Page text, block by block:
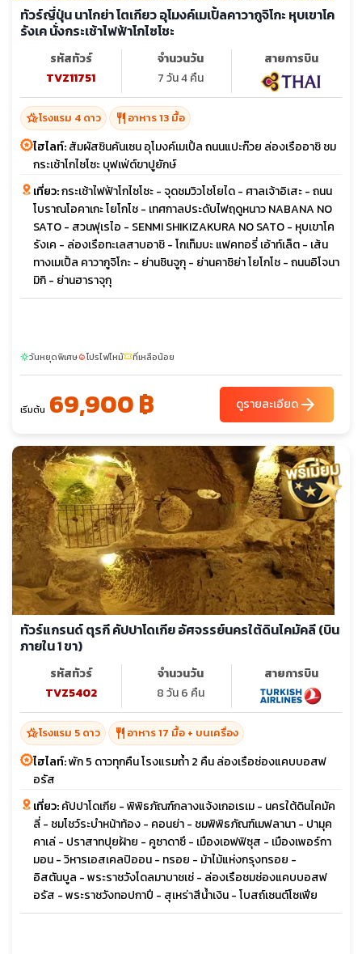
ทัวร์ญี่ปุ่น นาโกย่า โตเกียว อุโมงค์เมเปิ้ลคาวากูจิโกะ หุบเขาโค
รังเค นั่งกระเช้าไฟฟ้าโกไซโชะ
รหัสทัวร์
TVZ11751
จำนวนวัน
7 วัน 4 คืน
สายการบิน
hotel_classโรงแรม 4 ดาว restaurant อาหาร 13 มื้อ
ไฮไลท์:สัมผัสชินคันเซน อุโมงค์เมเปิ้ล ถนนแปะก๊วย ล่องเรืออาชิ ชม
กระเช้าโกไซโซะ บุฟเฟ่ต์ขาปูยักษ์
เที่ยว:กระเช้าไฟฟ้าโกไซโซะ - จุดชมวิวโชโยได - ศาลเจ้าอิเสะ - ถนน
โบราณโอคาเกะ โยโกโช - เทศกาลประดับไฟฤดูหนาว NABANA NO
SATO - สวนฟุเรไอ - SENMI SHIKIZAKURA NO SATO - หุบเขาโค
รังเค - ล่องเรือทะเลสาบอาชิ - โกเท็มบะ แฟคทอรี่ เอ้าท์เล็ต - เส้น
ทางเมเปิ้ล คาวากูจิโกะ - ย่านชินจูกุ - ย่านคาชิย่า โยโกโช - ถนนอิโจนา
มิกิ - ย่านฮาราจุกุ
sunnyวันหยุดพิเศษlocal_fire_departmentโปรไฟไหม้confirmation_numberที่เหลือน้อย
เริ่มต้น 69,900 ฿ ดูรายละเอียดarrow_forward
ทัวร์แกรนด์ ตุรกี คัปปาโดเกีย อัศจรรย์นครใต้ดินไคมัคลี (บิน
ภายใน 1 ขา)
รหัสทัวร์
TVZ5402
จำนวนวัน
8 วัน 6 คืน
สายการบิน
hotel_classโรงแรม 5 ดาว restaurant อาหาร 17 มื้อ + บนเครื่อง
ไฮไลท์:พัก 5 ดาวทุกคืน โรงแรมถ้ำ 2 คืน ล่องเรือช่องแคบบอสฟ
อรัส
เที่ยว:คัปปาโดเกีย - พิพิธภัณฑ์กลางแจ้งเกอเรเม - นครใต้ดินไคมัค
ลี่ - ชมโชว์ระบำหน้าท้อง - คอนย่า - ชมพิพิธภัณฑ์เมฟลานา - ปามุค
คาเล่ - ปราสาทปุยฝ้าย - คูซาดาซึ - เมืองเอฟฟิซุส - เมืองเพอร์กา
มอน - วิหารเอสเคลปิออน - ทรอย - ม้าไม้แห่งกรุงทรอย -
อิสตันบูล - พระราชวังโดลมาบาชเช่ - ล่องเรือชมช่องแคบบอสฟ
อรัส - พระราชวังทอปกาปึ - สุเหร่าสีน้ำเงิน - โบสถ์เซนต์โซเฟีย